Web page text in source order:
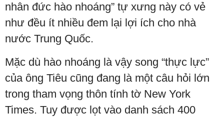
nhân đức hào nhoáng” tự xưng này có vẻ
như đều ít nhiều đem lại lợi ích cho nhà
nước Trung Quốc.
Mặc dù hào nhoáng là vậy song “thực lực”
của ông Tiêu cũng đang là một câu hỏi lớn
trong tham vọng thôn tính tờ New York
Times. Tuy được lọt vào danh sách 400